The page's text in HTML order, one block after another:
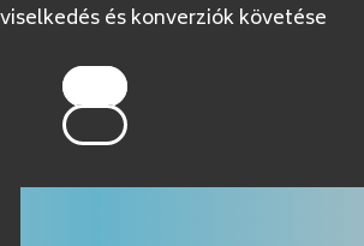
és konverziók követése